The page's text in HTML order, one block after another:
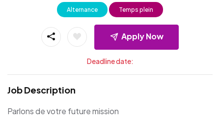
Alternance Temps plein
Apply Now
Deadline date:
Job Description
Parlons de votre future mission